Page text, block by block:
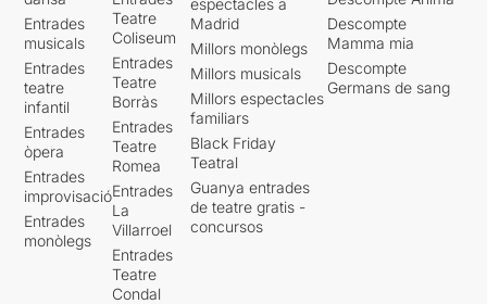
Entrades
musicals
Entrades
teatre
infantil
Entrades
òpera
Entrades
improvisació
Entrades
monòlegs
Teatre
Coliseum
Entrades
Teatre
Borràs
Entrades
Teatre
Romea
Entrades
La
Villarroel
Entrades
Teatre
Condal
Madrid
Millors monòlegs
Millors musicals
Millors espectacles
familiars
Black Friday
Teatral
Guanya entrades
de teatre gratis -
concursos
Descompte
Mamma mia
Descompte
Germans de sang